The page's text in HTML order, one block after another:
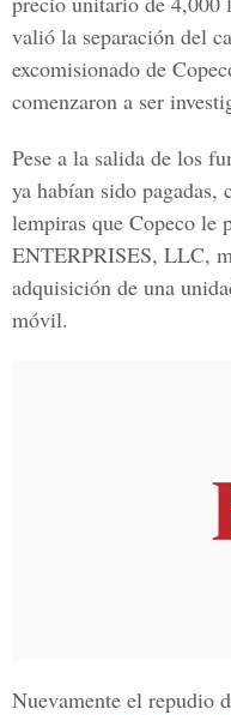
valió la separación del
excomisionado de
comenzaron a ser
Pese a la salida de los
ya habían sido
lempiras que Copeco le
ENTERPRISES, LLC,
adquisición de una
móvil.
Nuevamente el repudio